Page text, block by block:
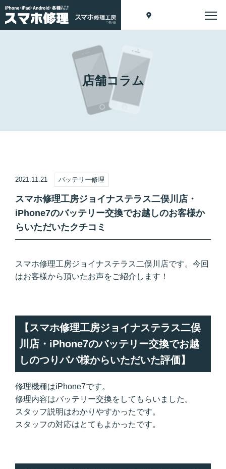
店舗コラム
2021.11.21 バッテリー修理
スマホ修理工房ジョイナステラス二俣川店・
iPhone7のバッテリー交換でお越しのお客様か
らいただいたクチコミ
スマホ修理工房ジョイナステラス二俣川店です。今回
はお客様から頂いたお声をご紹介します！
【スマホ修理工房ジョイナステラス二俣
川店・iPhone7のバッテリー交換でお越
しのつりパパ様からいただいた評価】
修理機種はiPhone7です。
修理内容はバッテリー交換をしてもらいました。
スタッフ説明はわかりやすかったです。
スタッフの対応はとてもよかったです。